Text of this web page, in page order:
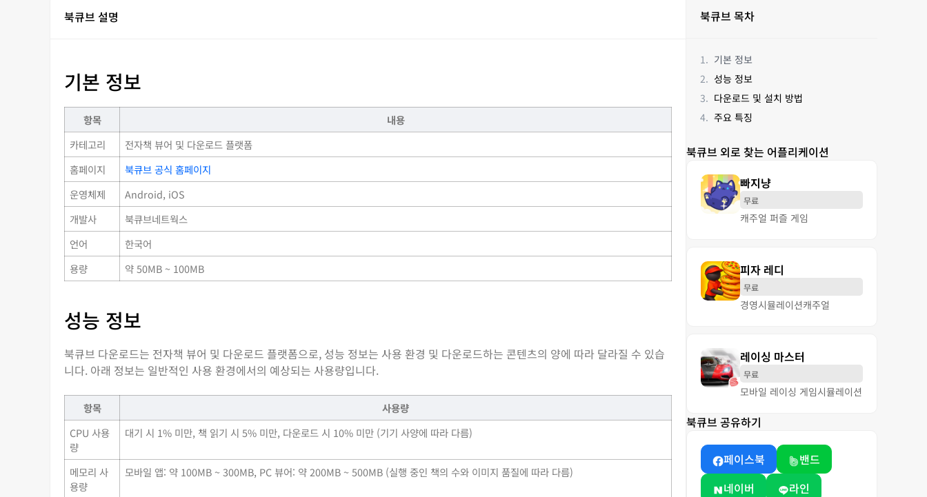
북큐브 설명
기본 정보
항목
내용
카테고리
전자책 뷰어 및 다운로드 플랫폼
홈페이지
북큐브 공식 홈페이지
운영체제
Android, iOS
개발사
북큐브네트웍스
언어
한국어
용량
약 50MB ~ 100MB
성능 정보
북큐브 다운로드는 전자책 뷰어 및 다운로드 플랫폼으로, 성능 정보는 사용 환경 및 다운로드하는 콘텐츠의 양에 따라 달라질 수 있습
니다. 아래 정보는 일반적인 사용 환경에서의 예상되는 사용량입니다.
항목
사용량
CPU 사용
량
대기 시 1% 미만, 책 읽기 시 5% 미만, 다운로드 시 10% 미만 (기기 사양에 따라 다름)
메모리 사
용량
모바일 앱: 약 100MB ~ 300MB, PC 뷰어: 약 200MB ~ 500MB (실행 중인 책의 수와 이미지 품질에 따라 다름)
북큐브 목차
기본 정보
성능 정보
다운로드 및 설치 방법
주요 특징
북큐브 외로 찾는 어플리케이션
빠지냥
무료
캐주얼 퍼즐 게임
피자 레디
무료
경영시뮬레이션캐주얼
레이싱 마스터
무료
모바일 레이싱 게임시뮬레이션
북큐브 공유하기
페이스북
밴드
네이버
라인